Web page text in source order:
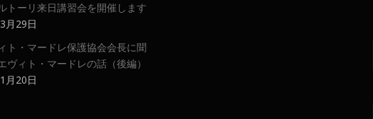
トーリ来日講習会を開催します
月29日
ト・マードレ保護協会会長に聞
ヴィト・マードレの話（後編）
月20日